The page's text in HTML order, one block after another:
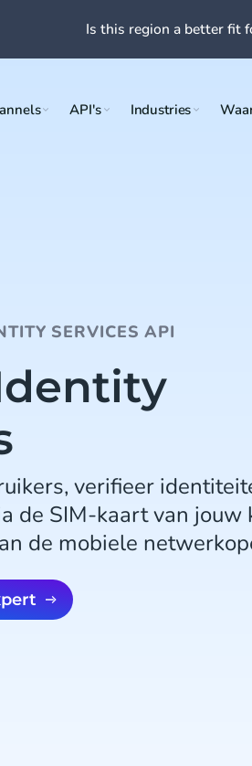
API's Industries
SERVICES API
verifieer
de SIM-kaart van jouw
de mobiele
Is this region a better fit